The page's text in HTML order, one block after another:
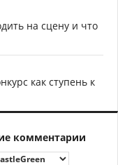
на сцену и что
как ступень к
комментарии